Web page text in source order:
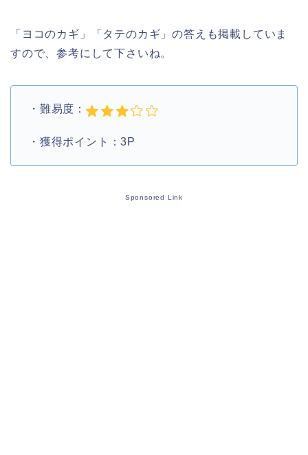
「ヨコのカギ」「タテのカギ」の答えも掲載していま
すので、参考にして下さいね。
・難易度：
・獲得ポイント：3P
Sponsored Link